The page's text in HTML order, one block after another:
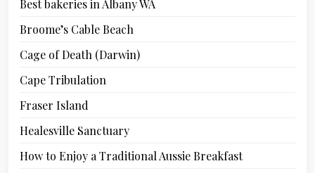
Best bakeries in Albany WA
Broome’s Cable Beach
Cage of Death (Darwin)
Cape Tribulation
Fraser Island
Healesville Sanctuary
How to Enjoy a Traditional Aussie Breakfast